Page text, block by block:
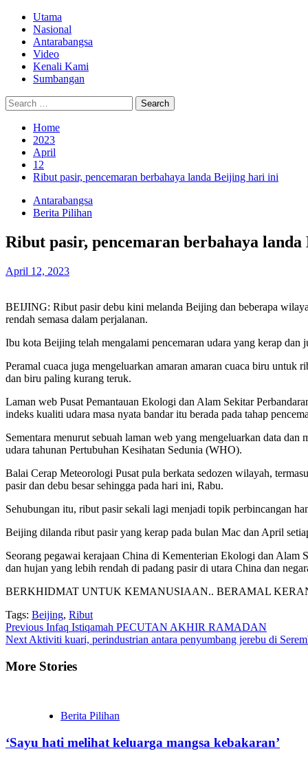
Skip
content
Primary
Menu
Utama
Nasional
Antarabangsa
Video
Kenali Kami
Sumbangan
Search
for:
Home
2023
April
12
Ribut pasir, pencemaran berbahaya landa Beijing hari ini
Antarabangsa
Berita Pilihan
Ribut pasir, pencemaran berbahaya
April 12, 2023
BEIJING: Ribut pasir debu kini melanda Beijing dan beberapa
rendah semasa dalam perjalanan.
Ibu kota Beijing telah mengalami pencemaran udara yang kerap
Peramal cuaca juga mengeluarkan amaran amaran cuaca biru
dan biru paling kurang teruk.
Laman web Pusat Pemantauan Ekologi dan Alam Sekitar
indeks kualiti udara masa nyata bandar itu berada pada tahap
Sementara menurut sebuah laman web yang mengeluarkan data
udara tahunan Pertubuhan Kesihatan Sedunia (WHO).
Balai Cerap Meteorologi Pusat pula berkata sedozen wilayah,
pasir dan debu besar sehingga pada hari ini, Rabu.
Sehubungan itu, ribut pasir sekali lagi menjadi topik perbincangan
Beijing dilanda ribut pasir yang kerap pada bulan Mac dan April
Seorang pegawai kerajaan China di Kementerian Ekologi dan Alam
dan hujan yang lebih rendah di padang pasir di utara China dan
BERKHIDMAT UNTUK KEMANUSIAAN.. BERAMAL
Tags: Beijing, Ribut
Continue
Reading
Previous Infaq Istiqamah PECUTAN AKHIR RAMADAN
Next Aktiviti kuari, perindustrian antara penyumbang jerebu di
More Stories
Berita Pilihan
‘Sayu hati melihat keluarga mangsa kebakaran’